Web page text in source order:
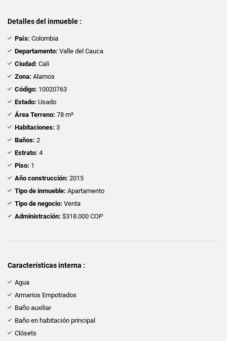
Detalles del inmueble :
País: Colombia
Departamento: Valle del Cauca
Ciudad: Cali
Zona: Alamos
Código: 10020763
Estado: Usado
Área Terreno: 78 m²
Habitaciones: 3
Baños: 2
Estrato: 4
Piso: 1
Año construcción: 2015
Tipo de inmueble: Apartamento
Tipo de negocio: Venta
Administración: $318.000 COP
Características interna :
Agua
Armarios Empotrados
Baño auxiliar
Baño en habitación principal
Clósets